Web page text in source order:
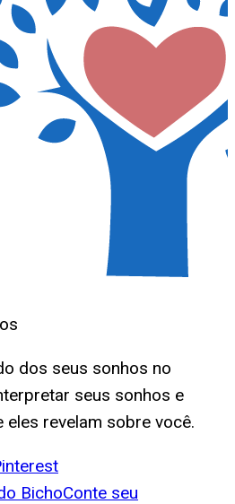
dos seus sonhos no
seus sonhos e
eles revelam sobre você.
BichoConte seu